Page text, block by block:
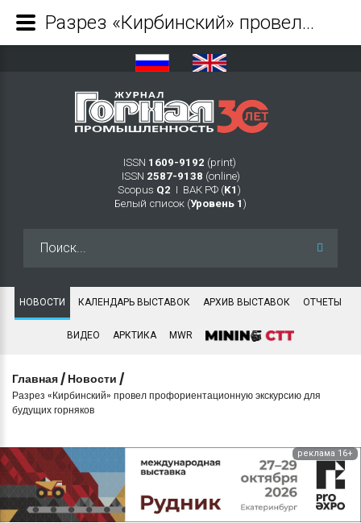
ISSN 1609-9192 (print)
ISSN 2587-9138 (online)
Scopus Q2 Ι ВАК РФ (K1 )
Белый список (Уровень 1 )
НОВОСТИ КАЛЕНДАРЬ ВЫСТАВОК АРХИВ ВЫСТАВОК ОТЧЕТЫ
ВИДЕО АРКТИКА MWR
Главная / Новости /
Разрез «Кирбинский» провел профориентационную экскурсию для
будущих горняков
реклама 16+
Разрез «Кирбинский» провел профориентационную экскурсию для будущих горняков - Журнал Горная промышленность